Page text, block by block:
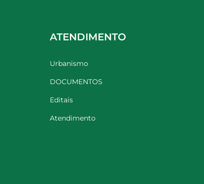
ATENDIMENTO
Urbanismo
DOCUMENTOS
Editais
Atendimento